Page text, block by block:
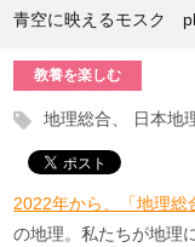
青空に映えるモスク
教養を楽しむ
地理総合 日本地
2022年から、「地理総
の地理。私たちが地理